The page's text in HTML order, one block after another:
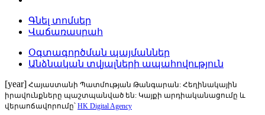
Գնել տոմսեր
Վաճառասրահ
Օգտագործման պայմաններ
Անձնական տվյալների ապահովություն
[year] Հայաստանի Պատմության Թանգարան: Հեղինակային
իրավունքները պաշտպանված են: Կայքի արդիականացումը և
վերաոճավորումը՝ HK Digital Agency